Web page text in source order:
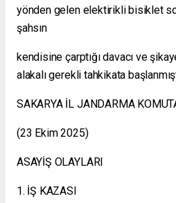
yönden gelen elektirikli bisiklet
şahsın
kendisine çarptığı davacı ve
alakalı gerekli tahkikata
SAKARYA İL JANDARMA
(23 Ekim 2025)
ASAYİŞ OLAYLARI
1. İŞ KAZASI